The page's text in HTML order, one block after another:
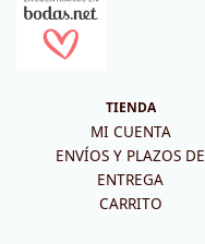
TIENDA
MI CUENTA
ENVÍOS Y PLAZOS DE
ENTREGA
CARRITO